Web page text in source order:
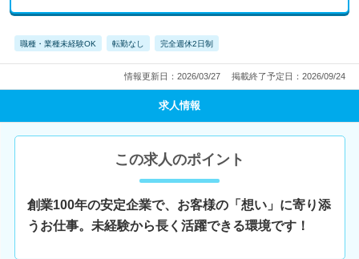
職種・業種未経験OK 転勤なし 完全週休2日制
情報更新日：2026/03/27 掲載終了予定日：2026/09/24
求人情報
この求人のポイント
創業100年の安定企業で、お客様の「想い」に寄り添
うお仕事。未経験から長く活躍できる環境です！